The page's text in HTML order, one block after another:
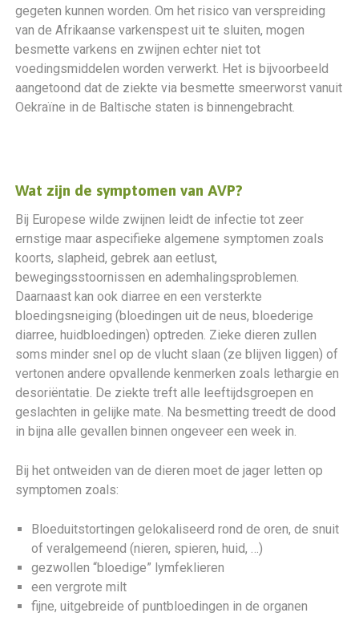
gegeten kunnen worden. Om het risico van verspreiding
van de Afrikaanse varkenspest uit te sluiten, mogen
besmette varkens en zwijnen echter niet tot
voedingsmiddelen worden verwerkt. Het is bijvoorbeeld
aangetoond dat de ziekte via besmette smeerworst vanuit
Oekraïne in de Baltische staten is binnengebracht.
Wat zijn de symptomen van AVP?
Bij Europese wilde zwijnen leidt de infectie tot zeer
ernstige maar aspecifieke algemene symptomen zoals
koorts, slapheid, gebrek aan eetlust,
bewegingsstoornissen en ademhalingsproblemen.
Daarnaast kan ook diarree en een versterkte
bloedingsneiging (bloedingen uit de neus, bloederige
diarree, huidbloedingen) optreden. Zieke dieren zullen
soms minder snel op de vlucht slaan (ze blijven liggen) of
vertonen andere opvallende kenmerken zoals lethargie en
desoriëntatie. De ziekte treft alle leeftijdsgroepen en
geslachten in gelijke mate. Na besmetting treedt de dood
in bijna alle gevallen binnen ongeveer een week in.
Bij het ontweiden van de dieren moet de jager letten op
symptomen zoals:
Bloeduitstortingen gelokaliseerd rond de oren, de snuit
of veralgemeend (nieren, spieren, huid, …)
gezwollen “bloedige” lymfeklieren
een vergrote milt
fijne, uitgebreide of puntbloedingen in de organen